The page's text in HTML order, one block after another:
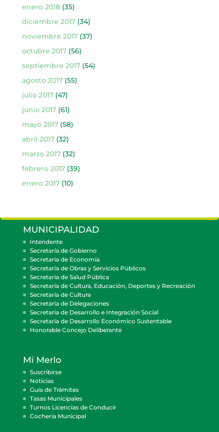
enero 2018(35)
diciembre 2017(34)
noviembre 2017(37)
octubre 2017(56)
septiembre 2017(54)
agosto 2017(55)
julio 2017(47)
junio 2017(61)
mayo 2017(58)
abril 2017(32)
marzo 2017(32)
febrero 2017(39)
enero 2017(10)
MUNICIPALIDAD
Intendente
Secretaría de Gobierno
Secretaría de Economía
Secretaría de Obras y Servicios Públicos
Secretaría de Salud Pública
Secretaría de Cultura, Educación, Deportes y Recreación
Secretaría de Cultura
Secretaría de Delegaciones
Secretaría de Desarrollo e Integración Social
Secretaría de Desarrollo Económico Sustentable
Honorable Concejo Deliberante
Mi Merlo
Suscribirse
Noticias
Guía de Trámites
Tasas Municipales
Turnos Licencias de Conducir
Cocheria Municipal